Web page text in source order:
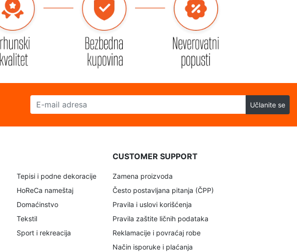
E-mail adresa
Učlanite se
Tepisi i podne dekoracije
HoReCa nameštaj
Domaćinstvo
Tekstil
Sport i rekreacija
CUSTOMER SUPPORT
Zamena proizvoda
Često postavljana pitanja (ČPP)
Pravila i uslovi korišćenja
Pravila zaštite ličnih podataka
Reklamacije i povraćaj robe
Način isporuke i plaćanja